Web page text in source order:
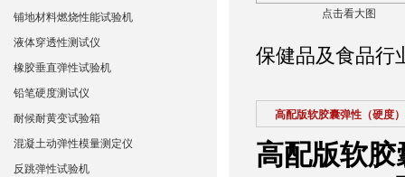
点击看大图
保健品及食品行
高配版软胶囊弹性（硬度
高配版软
铺地材料燃烧性能试验机
液体穿透性测试仪
橡胶垂直弹性试验机
铅笔硬度测试仪
耐候耐黄变试验箱
混凝土动弹性模量测定仪
反跳弹性试验机